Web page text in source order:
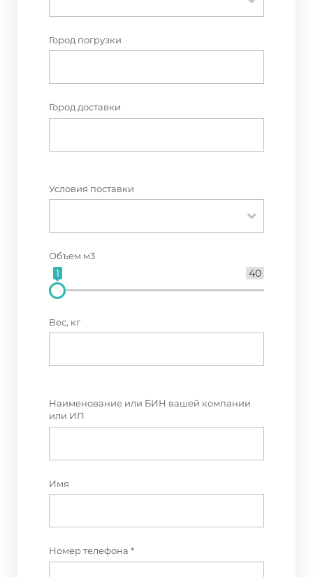
Город погрузки
Город доставки
Условия поставки
Объем м3
40
1
Вес, кг
Наименование или БИН вашей компании
или ИП
Имя
Номер телефона *